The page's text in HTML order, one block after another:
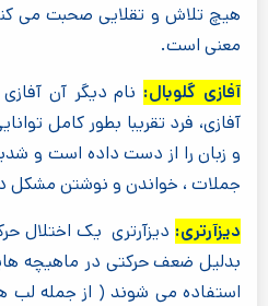
هیچ تلاش و تقلایی صحبت می
معنی است.
آفازی گلوبال: نام دیگر آن
آفازی، فرد تقریبا بطور کامل
و زبان را از دست داده است و
جملات ، خواندن و نوشتن مشکل
دیزآرتری: دیزآرتری یک اختلال
بدلیل ضعف حرکتی در ماهیچه
استفاده می شوند ( از جمله لب